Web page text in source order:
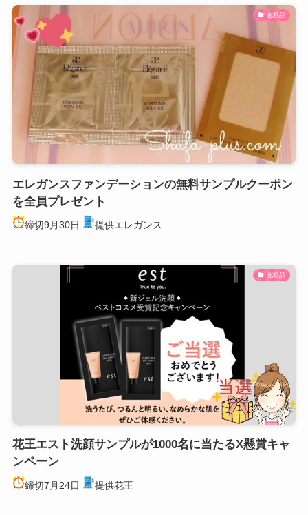
化粧品
エレガンスファンデーションの無料サンプルクーポン
を全員プレゼント
締切9月30日 提供エレガンス
化粧品
花王エスト洗顔サンプルが1000名に当たるX懸賞キャ
ンペーン
締切7月24日 提供花王